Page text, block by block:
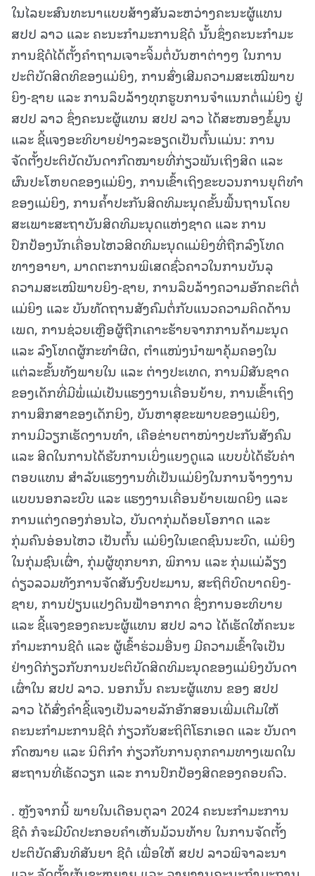
ໃນໄລຍະສົນທະນາແບບສ້າງສັນລະຫວ່າງຄະນະຜູ້ແທນ
ສປປ ລາວ ແລະ ຄະນະກຳມະການຊີດໍ ນັ້ນຊຶ່ງຄະນະກຳມະ
ການຊີດໍໄດ້ຕັ້ງຄຳຖາມເຈາະຈິ້ມຕໍ່ບັນຫາຕ່າງໆ ໃນການ
ປະຕິບັດສິດທິຂອງແມ່ຍິງ, ການສົ່ງເສີມຄວາມສະເໝີພາບ
ຍິງ-ຊາຍ ແລະ ການລຶບລ້າງທຸກຮູບການຈຳແນກຕໍ່ແມ່ຍິງ ຢູ່
ສປປ ລາວ ຊຶ່ງຄະນະຜູ້ແທນ ສປປ ລາວ ໄດ້ສະໜອງຂໍ້ມູນ
ແລະ ຊີ້ແຈງອະທິບາຍຢ່າງລະອຽດເປັນຕົ້ນແມ່ນ: ການ
ຈັດຕັ້ງປະຕິບັດບັນດາກົດໝາຍທີ່ກ່ຽວພັນເຖິງສິດ ແລະ
ຜົນປະໂຫຍດຂອງແມ່ຍິງ, ການເຂົ້າເຖິງຂະບວນການຍຸຕິທຳ
ຂອງແມ່ຍິງ, ການຄ້ຳປະກັນສິດທິມະນຸດຂັ້ນພື້ນຖານໂດຍ
ສະເພາະສະຖາບັນສິດທິມະນຸດແຫ່ງຊາດ ແລະ ການ
ປົກປ້ອງນັກເຄື່ອນໄຫວສິດທິມະນຸດແມ່ຍິງທີ່ຖືກລົງໂທດ
ທາງອາຍາ, ມາດຕະການພິເສດຊົ່ວຄາວໃນການບັນລຸ
ຄວາມສະເໝີພາບຍິງ-ຊາຍ, ການລຶບລ້າງຄວາມອັກຄະຕິຕໍ່
ແມ່ຍິງ ແລະ ບັນທັດຖານສັງຄົມຕໍ່ກັບແນວຄວາມຄິດດ້ານ
ເພດ, ການຊ່ວຍເຫຼືອຜູ້ຖືກເຄາະຮ້າຍຈາກການຄ້າມະນຸດ
ແລະ ລົງໂທດຜູ້ກະທຳຜິດ, ຕໍາແໜ່ງນຳພາຄຸ້ມຄອງໃນ
ແຕ່ລະຂັ້ນທັງພາຍໃນ ແລະ ຕ່າງປະເທດ, ການມີສັນຊາດ
ຂອງເດັກທີ່ມີພໍ່ແມ່ເປັນແຮງງານເຄື່ອນຍ້າຍ, ການເຂົ້າເຖິງ
ການສຶກສາຂອງເດັກຍິງ, ບັນຫາສຸຂະພາບຂອງແມ່ຍິງ,
ການມີວຽກເຮັດງານທຳ, ເຄືອຂ່າຍຕາໜ່າງປະກັນສັງຄົມ
ແລະ ສິດໃນການໄດ້ຮັບການເບິ່ງແຍງດູແລ ແບບບໍ່ໄດ້ຮັບຄ່າ
ຕອບແທນ ສໍາລັບແຮງງານທີ່ເປັນແມ່ຍິງໃນການຈ້າງງານ
ແບບນອກລະບົບ ແລະ ແຮງງານເຄື່ອນຍ້າຍເພດຍິງ ແລະ
ການແຕ່ງດອງກ່ອນໄວ, ບັນດາກຸ່ມດ້ອຍໂອກາດ ແລະ
ກຸ່ມຄົນອ່ອນໄຫວ ເປັນຕົ້ນ ແມ່ຍິງໃນເຂດຊົນນະບົດ, ແມ່ຍິງ
ໃນກຸ່ມຊົນເຜົ່າ, ກຸ່ມຜູ້ທຸກຍາກ, ພິການ ແລະ ກຸ່ມແມ່ລ້ຽງ
ດ່ຽວລວມທັງການຈັດສັນງົບປະມານ, ສະຖິຕິບົດບາດຍິງ-
ຊາຍ, ການປ່ຽນແປງດິນຟ້າອາກາດ ຊຶ່ງການອະທິບາຍ
ແລະ ຊີ້ແຈງຂອງຄະນະຜູ້ແທນ ສປປ ລາວ ໄດ້ເຮັດໃຫ້ຄະນະ
ກຳມະການຊີດໍ ແລະ ຜູ້ເຂົ້າຮ່ວມອື່ນໆ ມີຄວາມເຂົ້າໃຈເປັນ
ຢ່າງດີກ່ຽວກັບການປະຕິບັດສິດທິມະນຸດຂອງແມ່ຍິງບັນດາ
ເຜົ່າໃນ ສປປ ລາວ. ນອກນັ້ນ ຄະນະຜູ້ແທນ ຂອງ ສປປ
ລາວ ໄດ້ສົ່ງຄຳຊີ້ແຈງເປັນລາຍລັກອັກສອນເພີ່ມເຕີມໃຫ້
ຄະນະກຳມະການຊີດໍ ກ່ຽວກັບສະຖິຕິໂຣກເອດ ແລະ ບັນດາ
ກົດໝາຍ ແລະ ນິຕິກຳ ກ່ຽວກັບການຄຸກຄາມທາງເພດໃນ
ສະຖານທີ່ເຮັດວຽກ ແລະ ການປົກປ້ອງສິດຂອງຄອບຄົວ.
. ຫຼັງຈາກນີ້ ພາຍໃນເດືອນຕຸລາ 2024 ຄະນະກຳມະການ
ຊີດໍ ກໍຈະມີບົດປະກອບຄໍາເຫັນມ້ວນທ້າຍ ໃນການຈັດຕັ້ງ
ປະຕິບັດສົນທິສັນຍາ ຊີດໍ ເພື່ອໃຫ້ ສປປ ລາວພິຈາລະນາ